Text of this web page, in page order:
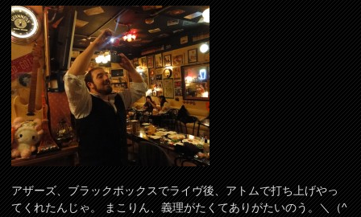
アザーズ、ブラックボックスでライヴ後、アトムで打ち上げやっ
てくれたんじゃ。 まこりん、義理がたくてありがたいのう。＼（^